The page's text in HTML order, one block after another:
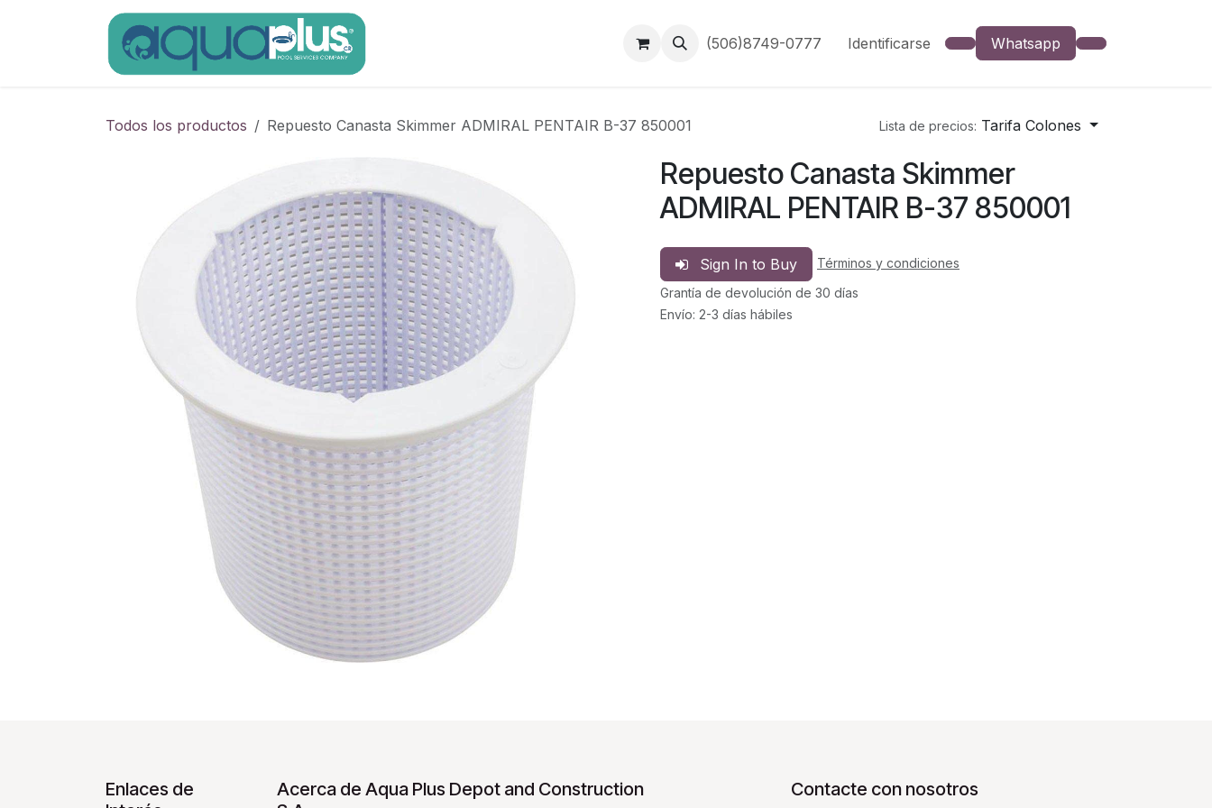
(506)8749-0777 Identificarse Whatsapp
Todos los productos Repuesto Canasta Skimmer ADMIRAL PENTAIR B-37 850001 Lista de precios: Tarifa Colones
Repuesto Canasta Skimmer
ADMIRAL PENTAIR B-37 850001
Sign In to Buy
Términos y condiciones
Grantía de devolución de 30 días
Envío: 2-3 días hábiles
Enlaces de
Acerca de Aqua Plus Depot and Construction
Contacte con nosotros